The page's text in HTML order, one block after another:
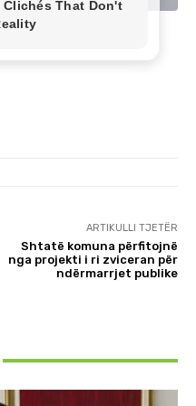
ARTIKULLI TJETËR
Shtatë komuna përfitojnë
nga projekti i ri zviceran për
ndërmarrjet publike